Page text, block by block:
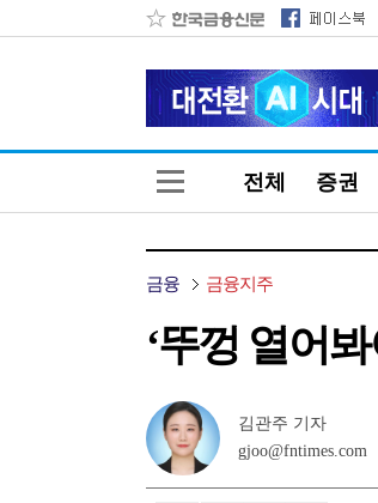
전체 증권
금융 금융지주
‘뚜껑 열어
김관주 기자
gjoo@fntimes.com